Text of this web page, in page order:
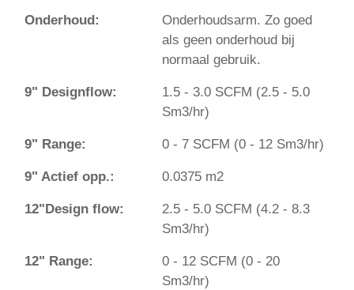
Onderhoud:
Onderhoudsarm. Zo goed
als geen onderhoud bij
normaal gebruik.
9" Designflow:
1.5 - 3.0 SCFM (2.5 - 5.0
Sm3/hr)
9" Range: 0 - 7 SCFM (0 - 12 Sm3/hr)
9" Actief opp.: 0.0375 m2
12"Design flow:
2.5 - 5.0 SCFM (4.2 - 8.3
Sm3/hr)
12" Range:
0 - 12 SCFM (0 - 20
Sm3/hr)